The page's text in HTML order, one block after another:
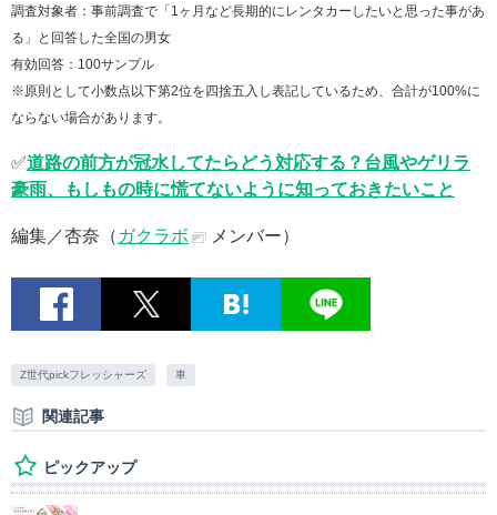
調査対象者：事前調査で「1ヶ月など長期的にレンタカーしたいと思った事があ
る」と回答した全国の男女
有効回答：100サンプル
※原則として小数点以下第2位を四捨五入し表記しているため、合計が100%に
ならない場合があります。
✅道路の前方が冠水してたらどう対応する？台風やゲリラ
豪雨、もしもの時に慌てないように知っておきたいこと
編集／杏奈（ ガクラボ メンバー）
Z世代pickフレッシャーズ 車
関連記事
ピックアップ